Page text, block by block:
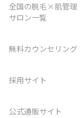
全国の脱毛×肌管理
サロン一覧
無料カウンセリング
採用サイト
公式通販サイト